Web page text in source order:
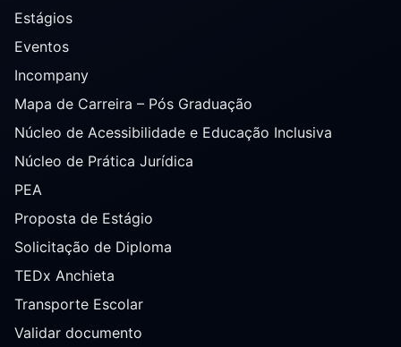
Estágios
Eventos
Incompany
Mapa de Carreira – Pós Graduação
Núcleo de Acessibilidade e Educação Inclusiva
Núcleo de Prática Jurídica
PEA
Proposta de Estágio
Solicitação de Diploma
TEDx Anchieta
Transporte Escolar
Validar documento